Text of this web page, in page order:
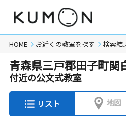
HOME お近くの教室を探す 検索結
青森県三戸郡田子町関
付近の公文式教室
リスト 地図